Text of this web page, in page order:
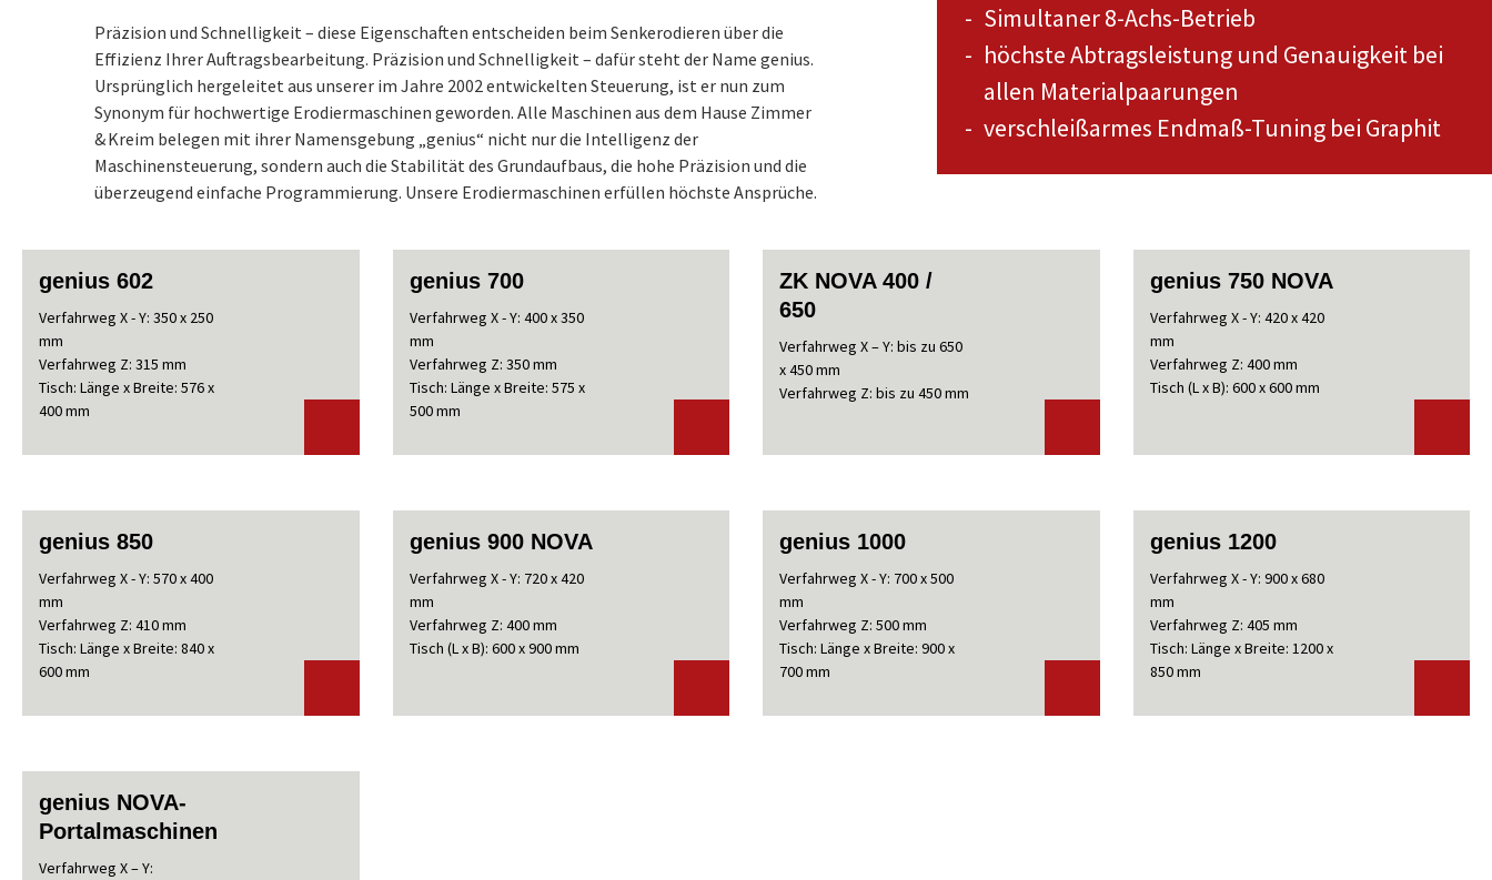
Simultaner 8-Achs-Betrieb
höchste Abtragsleistung und Genauigkeit bei
allen Materialpaarungen
verschleißarmes Endmaß-Tuning bei Graphit
Präzision und Schnelligkeit – diese Eigenschaften entscheiden beim Senkerodieren über die
Effizienz Ihrer Auftragsbearbeitung. Präzision und Schnelligkeit – dafür steht der Name genius.
Ursprünglich hergeleitet aus unserer im Jahre 2002 entwickelten Steuerung, ist er nun zum
Synonym für hochwertige Erodiermaschinen geworden. Alle Maschinen aus dem Hause Zimmer
& Kreim belegen mit ihrer Namensgebung „genius“ nicht nur die Intelligenz der
Maschinensteuerung, sondern auch die Stabilität des Grundaufbaus, die hohe Präzision und die
überzeugend einfache Programmierung. Unsere Erodiermaschinen erfüllen höchste Ansprüche.
genius 602
Verfahrweg X - Y: 350 x 250
mm
Verfahrweg Z: 315 mm
Tisch: Länge x Breite: 576 x
400 mm
genius 700
Verfahrweg X - Y: 400 x 350
mm
Verfahrweg Z: 350 mm
Tisch: Länge x Breite: 575 x
500 mm
ZK NOVA 400 /
650
Verfahrweg X – Y: bis zu 650
x 450 mm
Verfahrweg Z: bis zu 450 mm
genius 750 NOVA
Verfahrweg X - Y: 420 x 420
mm
Verfahrweg Z: 400 mm
Tisch (L x B): 600 x 600 mm
genius 850
Verfahrweg X - Y: 570 x 400
mm
Verfahrweg Z: 410 mm
Tisch: Länge x Breite: 840 x
600 mm
genius 900 NOVA
Verfahrweg X - Y: 720 x 420
mm
Verfahrweg Z: 400 mm
Tisch (L x B): 600 x 900 mm
genius 1000
Verfahrweg X - Y: 700 x 500
mm
Verfahrweg Z: 500 mm
Tisch: Länge x Breite: 900 x
700 mm
genius 1200
Verfahrweg X - Y: 900 x 680
mm
Verfahrweg Z: 405 mm
Tisch: Länge x Breite: 1200 x
850 mm
genius NOVA-
Portalmaschinen
Verfahrweg X – Y: